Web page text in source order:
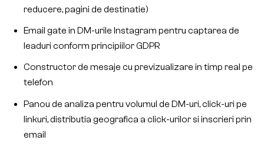
reducere, pagini de destinatie)
Email gate in DM-urile Instagram pentru captarea de
leaduri conform principiilor GDPR
Constructor de mesaje cu previzualizare in timp real pe
telefon
Panou de analiza pentru volumul de DM-uri, click-uri pe
linkuri, distributia geografica a click-urilor si inscrieri prin
email